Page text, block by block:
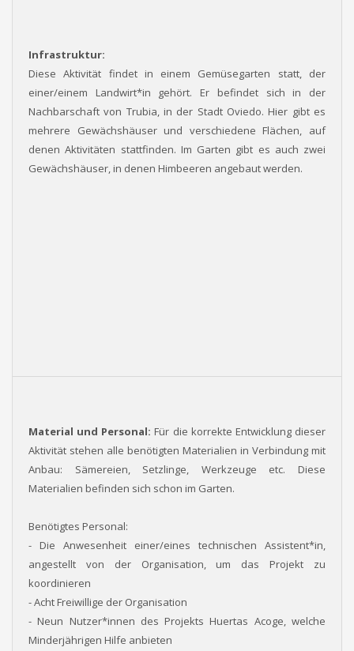
Infrastruktur:
Diese Aktivität findet in einem Gemüsegarten statt, der
einer/einem Landwirt*in gehört. Er befindet sich in der
Nachbarschaft von Trubia, in der Stadt Oviedo. Hier gibt es
mehrere Gewächshäuser und verschiedene Flächen, auf
denen Aktivitäten stattfinden. Im Garten gibt es auch zwei
Gewächshäuser, in denen Himbeeren angebaut werden.
Material und Personal:Für die korrekte Entwicklung dieser
Aktivität stehen alle benötigten Materialien in Verbindung mit
Anbau: Sämereien, Setzlinge, Werkzeuge etc. Diese
Materialien befinden sich schon im Garten.
Benötigtes Personal:
- Die Anwesenheit einer/eines technischen Assistent*in,
angestellt von der Organisation, um das Projekt zu
koordinieren
- Acht Freiwillige der Organisation
- Neun Nutzer*innen des Projekts Huertas Acoge, welche
Minderjährigen Hilfe anbieten